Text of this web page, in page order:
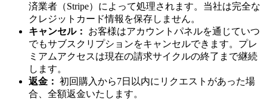
済業者（Stripe）によって処理されます。当社は完全な
クレジットカード情報を保存しません。
キャンセル：
お客様はアカウントパネルを通じていつ
でもサブスクリプションをキャンセルできます。プレ
ミアムアクセスは現在の請求サイクルの終了まで継続
します。
返金： 初回購入から7日以内にリクエストがあった場
合、全額返金いたします。